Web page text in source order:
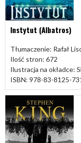
Instytut (Albatros)
Tłumaczenie: Rafał
Ilość stron: 672
Ilustracja na okładce:
ISBN: 978-83-8125-